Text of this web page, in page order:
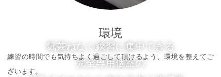
気兼ねなく練習に集中できる
完全専用個室の
環境
練習の時間でも気持ちよく過ごして頂けるよう、環境を整えてご
ざいます。